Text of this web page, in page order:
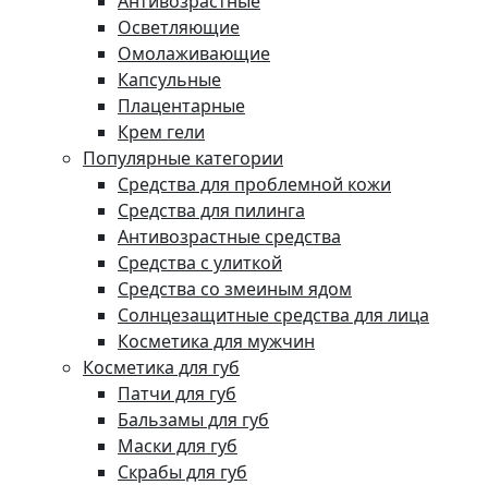
Осветляющие
Омолаживающие
Капсульные
Плацентарные
Крем гели
Популярные категории
Средства для проблемной кожи
Средства для пилинга
Антивозрастные средства
Средства с улиткой
Средства со змеиным ядом
Солнцезащитные средства для лица
Косметика для мужчин
Косметика для губ
Патчи для губ
Бальзамы для губ
Маски для губ
Скрабы для губ